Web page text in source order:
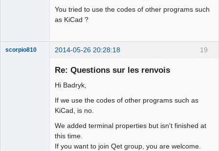
You tried to use the codes of other programs such
as KiCad ?
19
scorpio810 2014-05-26 20:28:18
Re: Questions sur les renvois
Hi Badryk,
If we use the codes of other programs such as
KiCad, is no.
We added terminal properties but isn't finished at
this time.
If you want to join Qet group, you are welcome.